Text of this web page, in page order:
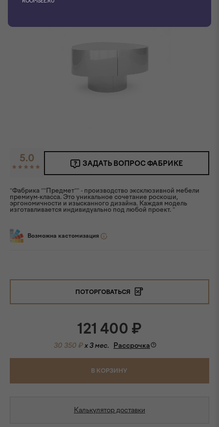
5.0 ЗАДАТЬ ВОПРОС ФАБРИКЕ
"Фабрика ""Предмет"" - производство эксклюзивной мебели
премиум-класса. Это уникальное сочетание роскоши,
эргономичности и изысканного дизайна. Каждая модель
изготавливается индивидуально под любой проект. "
Возможна кастомизация
ПОТОРГОВАТЬСЯ
121 400 ₽
30 350 ₽x 3 мес. Рассрочка
В КОРЗИНУ
Калькулятор доставки